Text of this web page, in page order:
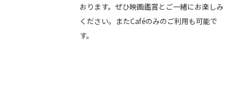
おります。ぜひ映画鑑賞とご一緒にお楽しみ
ください。またCaféのみのご利用も可能で
す。